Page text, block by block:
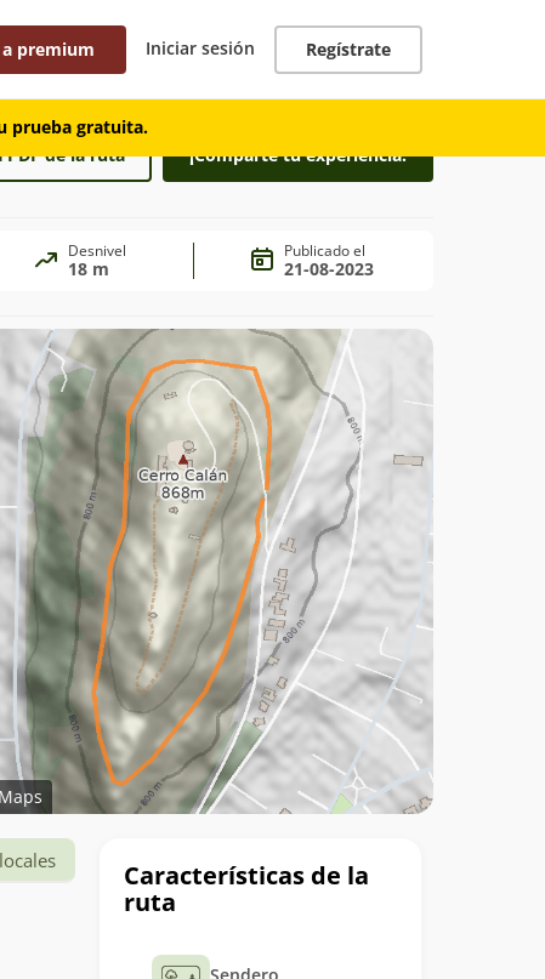
a premium Iniciar sesión Regístrate
prueba gratuita.
PDF de la ruta ¡Comparte tu experiencia!
Desnivel
18 m
Publicado el
21-08-2023
Datos
del
Características de la
ruta